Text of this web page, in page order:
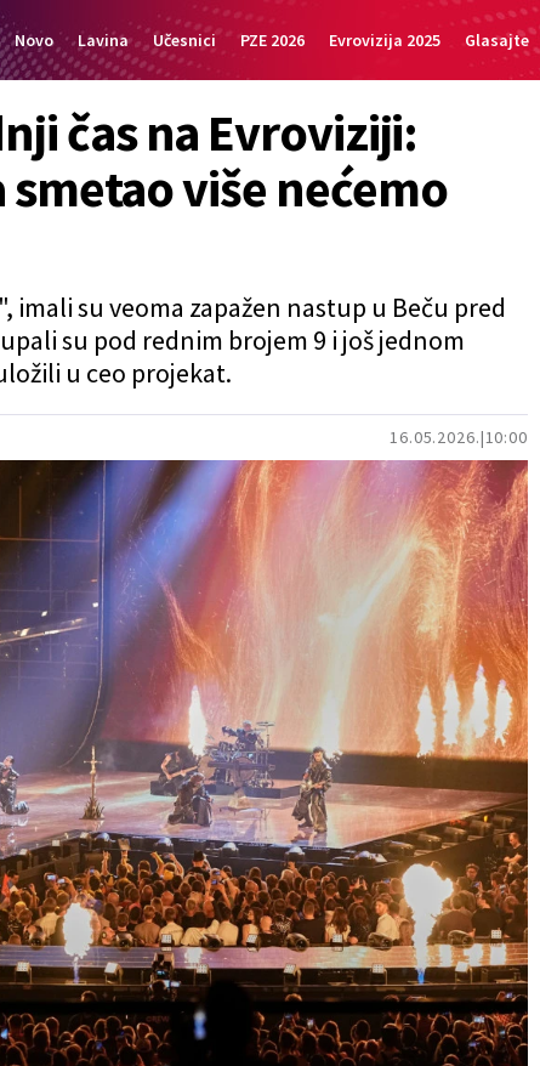
Novo Lavina Učesnici PZE 2026 Evrovizija 2025 Glasajte
16.05.2026. 10:00
čas na Evroviziji:
više nećemo
su veoma zapažen nastup u Beču pred
su pod rednim brojem 9 i još jednom
u ceo projekat.